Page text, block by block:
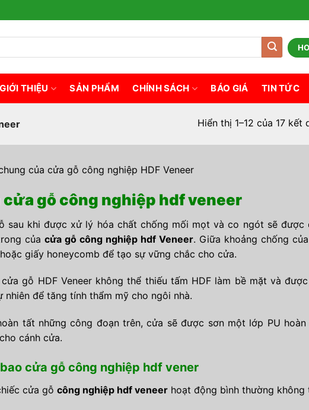
GIỚI THIỆU SẢN PHẨM CHÍNH SÁCH BÁO GIÁ TIN TỨC
Hiển thị 1–12 của 17 kết
của cửa gỗ công nghiệp HDF Veneer
cửa gỗ công nghiệp hdf veneer
sau khi được xử lý hóa chất chống mối mọt và co ngót sẽ được
của cửa gỗ công nghiệp hdf Veneer. Giữa khoảng chống
giấy honeycomb để tạo sự vững chắc cho cửa.
cửa gỗ HDF Veneer không thể thiếu tấm HDF làm bề mặt và
nhiên để tăng tính thẩm mỹ cho ngôi nhà.
tất những công đoạn trên, cửa sẽ được sơn một lớp PU
cánh cửa.
cửa gỗ công nghiệp hdf vener
cửa gỗ công nghiệp hdf veneerhoạt động bình thường không